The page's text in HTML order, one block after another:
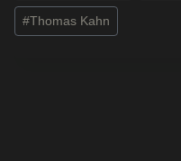
publication :
#Thomas Kahn